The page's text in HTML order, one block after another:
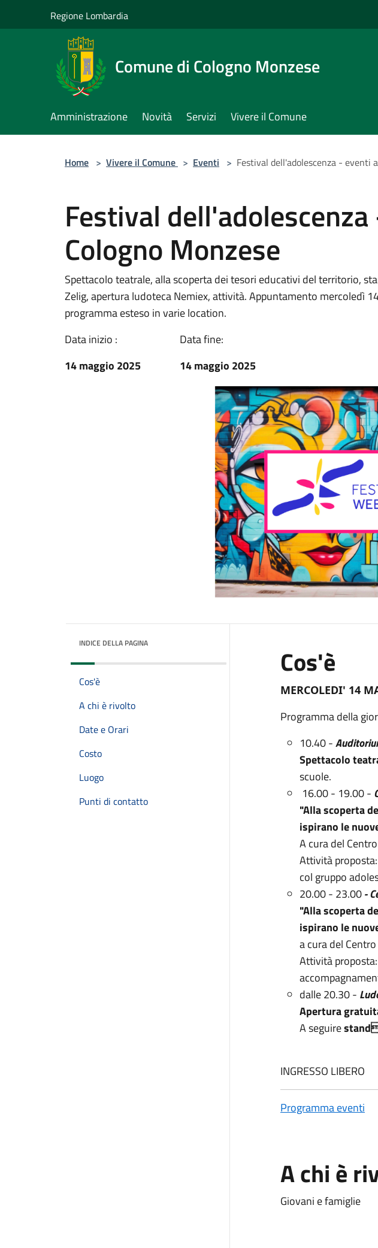
Regione Lombardia
Comune di Cologno Monzese
Amministrazione Novità Servizi Vivere il Comune
Home > Vivere il Comune > Eventi > Festival dell'adolescenza - eventi
Festival
Cologno Monzese
Spettacolo teatrale, alla scoperta dei tesori educativi del territorio,
Zelig, apertura ludoteca Nemiex, attività. Appuntamento mercoledì
programma esteso in varie location.
Data inizio :
14 maggio 2025
Data fine:
14 maggio 2025
INDICE DELLA PAGINA
Cos'è
A chi è rivolto
Date e Orari
Costo
Luogo
Punti di contatto
Cos'è
MERCOLEDI' 14
Programma della
10.40 -
Spettacolo
scuole.
16.00 - 19.00 -
"Alla scoperta
ispirano le
A cura del
Attività proposta:
col gruppo
20.00 - 23.00-
"Alla scoperta
ispirano le
a cura del
Attività proposta:
dalle 20.30 -
Apertura
A seguire
INGRESSO LIBERO
Programma eventi
A chi è
Giovani e famiglie